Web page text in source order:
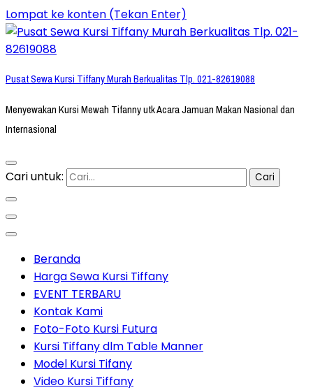
Lompat ke konten (Tekan Enter)
Pusat Sewa Kursi Tiffany Murah Berkualitas Tlp. 021-82619088
Menyewakan Kursi Mewah Tifanny utk Acara Jamuan Makan Nasional dan
Internasional
Cari untuk:
Beranda
Harga Sewa Kursi Tiffany
EVENT TERBARU
Kontak Kami
Foto-Foto Kursi Futura
Kursi Tiffany dlm Table Manner
Model Kursi Tifany
Video Kursi Tiffany